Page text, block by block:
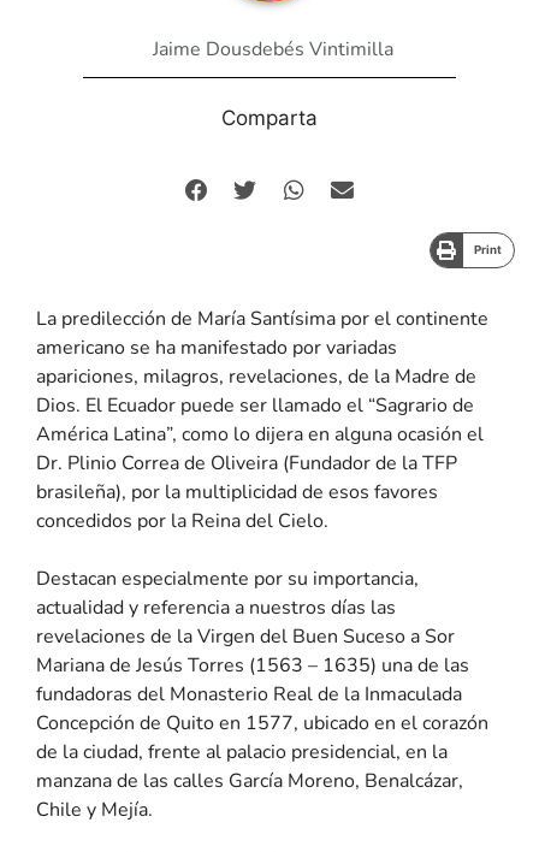
Jaime Dousdebés Vintimilla
Comparta
Print
La predilección de María Santísima por el continente
americano se ha manifestado por variadas
apariciones, milagros, revelaciones, de la Madre de
Dios. El Ecuador puede ser llamado el “Sagrario de
América Latina”, como lo dijera en alguna ocasión el
Dr. Plinio Correa de Oliveira (Fundador de la TFP
brasileña), por la multiplicidad de esos favores
concedidos por la Reina del Cielo.
Destacan especialmente por su importancia,
actualidad y referencia a nuestros días las
revelaciones de la Virgen del Buen Suceso a Sor
Mariana de Jesús Torres (1563 – 1635) una de las
fundadoras del Monasterio Real de la Inmaculada
Concepción de Quito en 1577, ubicado en el corazón
de la ciudad, frente al palacio presidencial, en la
manzana de las calles García Moreno, Benalcázar,
Chile y Mejía.